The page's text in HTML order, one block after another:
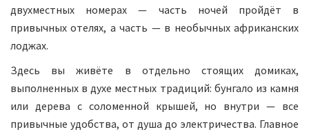
двухместных номерах — часть ночей пройдёт в
привычных отелях, а часть — в необычных африканских
лоджах.
Здесь вы живёте в отдельно стоящих домиках,
выполненных в духе местных традиций: бунгало из камня
или дерева с соломенной крышей, но внутри — все
привычные удобства, от душа до электричества. Главное